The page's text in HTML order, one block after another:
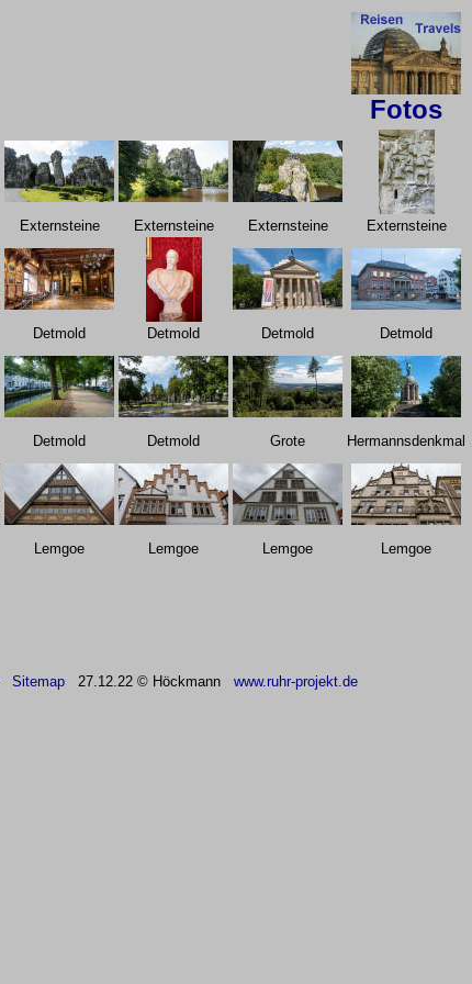
Fotos
Externsteine Externsteine Externsteine Externsteine
Detmold Detmold Detmold Detmold
Detmold Detmold Grote Hermannsdenkmal
Lemgoe Lemgoe Lemgoe Lemgoe
Sitemap 27.12.22 © Höckmann www.ruhr-projekt.de